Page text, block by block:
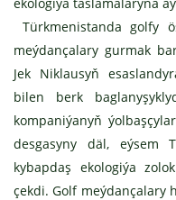
Türkmenistanda golfy
meýdançalary gurmak
Jek Niklausyň
bilen berk
kompaniýanyň
desgasyny däl, eýsem
kybapdaş ekologiýa
çekdi. Golf meýdançalary